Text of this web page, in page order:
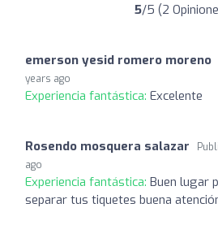
5/5 (2
emerson yesid romero moreno
years ago
Experiencia fantástica: Excelente
Rosendo mosquera salazar
ago
Experiencia fantástica: Buen lugar
separar tus tiquetes buena